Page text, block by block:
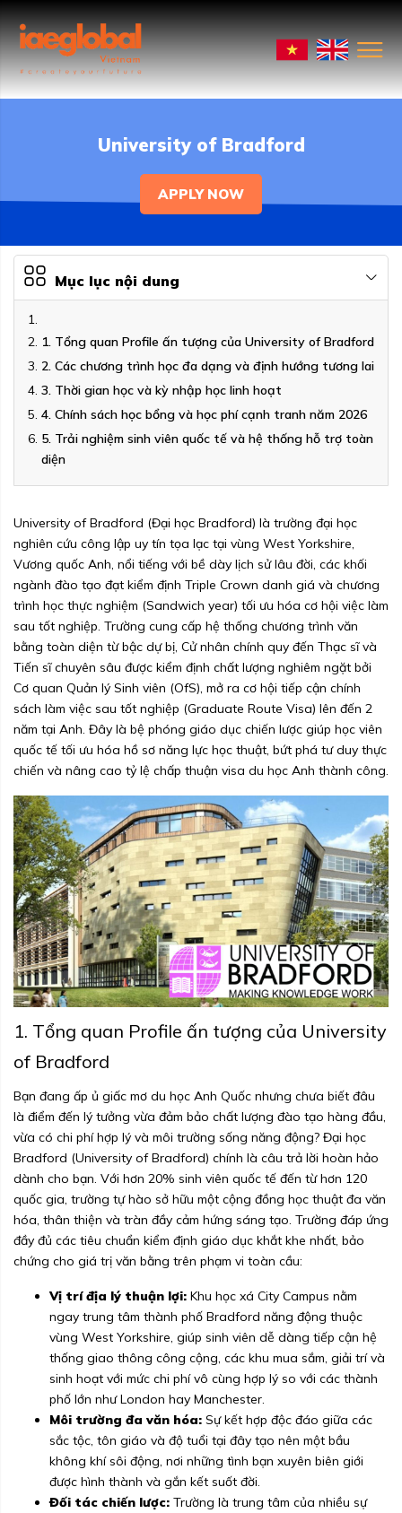
University of Bradford
APPLY NOW
Mục lục nội dung
1. Tổng quan Profile ấn tượng của University of Bradford
2. Các chương trình học đa dạng và định hướng tương lai
3. Thời gian học và kỳ nhập học linh hoạt
4. Chính sách học bổng và học phí cạnh tranh năm 2026
5. Trải nghiệm sinh viên quốc tế và hệ thống hỗ trợ toàn
diện
University of Bradford (Đại học Bradford) là trường đại học
nghiên cứu công lập uy tín tọa lạc tại vùng West Yorkshire,
Vương quốc Anh, nổi tiếng với bề dày lịch sử lâu đời, các khối
ngành đào tạo đạt kiểm định Triple Crown danh giá và chương
trình học thực nghiệm (Sandwich year) tối ưu hóa cơ hội việc làm
sau tốt nghiệp. Trường cung cấp hệ thống chương trình văn
bằng toàn diện từ bậc dự bị, Cử nhân chính quy đến Thạc sĩ và
Tiến sĩ chuyên sâu được kiểm định chất lượng nghiêm ngặt bởi
Cơ quan Quản lý Sinh viên (OfS), mở ra cơ hội tiếp cận chính
sách làm việc sau tốt nghiệp (Graduate Route Visa) lên đến 2
năm tại Anh. Đây là bệ phóng giáo dục chiến lược giúp học viên
quốc tế tối ưu hóa hồ sơ năng lực học thuật, bứt phá tư duy thực
chiến và nâng cao tỷ lệ chấp thuận visa du học Anh thành công.
1. Tổng quan Profile ấn tượng của University
of Bradford
Bạn đang ấp ủ giấc mơ du học Anh Quốc nhưng chưa biết đâu
là điểm đến lý tưởng vừa đảm bảo chất lượng đào tạo hàng đầu,
vừa có chi phí hợp lý và môi trường sống năng động? Đại học
Bradford (University of Bradford) chính là câu trả lời hoàn hảo
dành cho bạn. Với hơn 20% sinh viên quốc tế đến từ hơn 120
quốc gia, trường tự hào sở hữu một cộng đồng học thuật đa văn
hóa, thân thiện và tràn đầy cảm hứng sáng tạo. Trường đáp ứng
đầy đủ các tiêu chuẩn kiểm định giáo dục khắt khe nhất, bảo
chứng cho giá trị văn bằng trên phạm vi toàn cầu:
Vị trí địa lý thuận lợi: Khu học xá City Campus nằm
ngay trung tâm thành phố Bradford năng động thuộc
vùng West Yorkshire, giúp sinh viên dễ dàng tiếp cận hệ
thống giao thông công cộng, các khu mua sắm, giải trí và
sinh hoạt với mức chi phí vô cùng hợp lý so với các thành
phố lớn như London hay Manchester.
Môi trường đa văn hóa: Sự kết hợp độc đáo giữa các
sắc tộc, tôn giáo và độ tuổi tại đây tạo nên một bầu
không khí sôi động, nơi những tình bạn xuyên biên giới
được hình thành và gắn kết suốt đời.
Đối tác chiến lược: Trường là trung tâm của nhiều sự